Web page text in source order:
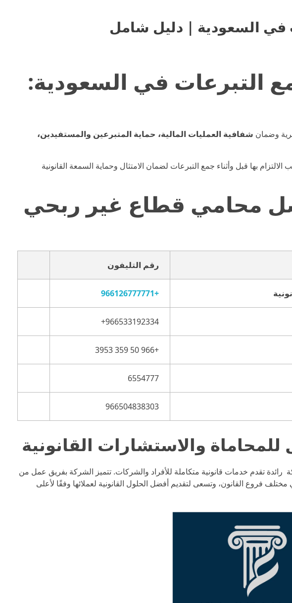
في السعودية | دليل شامل
في السعودية:
وضمان شفافية العمليات المالية، حماية المتبرعين والمستفيدين،
الالتزام بها قبل وأثناء جمع التبرعات لضمان الامتثال وحماية السمعة القانونية
5 من أفضل محامي قطاع غير ربحي
رقم التليفون
+966126777771
⁦+966533192334⁩
+966 50 359 3953
6554777
966504838303
تقدم خدمات قانونية متكاملة للأفراد والشركات. تتميز الشركة بفريق عمل من
مختلف فروع القانون، وتسعى لتقديم أفضل الحلول القانونية لعملائها وفقًا لأعلى